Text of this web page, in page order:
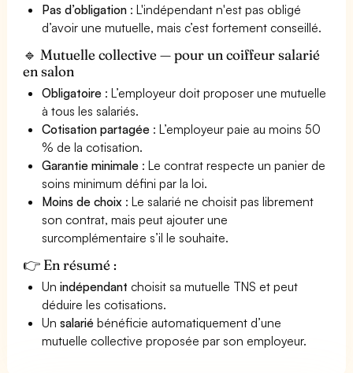
Pas d’obligation : L'indépendant n'est pas obligé
d’avoir une mutuelle, mais c’est fortement conseillé.
🔹 Mutuelle collective — pour un coiffeur salarié
en salon
Obligatoire : L’employeur doit proposer une mutuelle
à tous les salariés.
Cotisation partagée : L’employeur paie au moins 50
% de la cotisation.
Garantie minimale : Le contrat respecte un panier de
soins minimum défini par la loi.
Moins de choix : Le salarié ne choisit pas librement
son contrat, mais peut ajouter une
surcomplémentaire s’il le souhaite.
👉 En résumé :
Unindépendant choisit sa mutuelle TNS et peut
déduire les cotisations.
Unsalarié bénéficie automatiquement d’une
mutuelle collective proposée par son employeur.